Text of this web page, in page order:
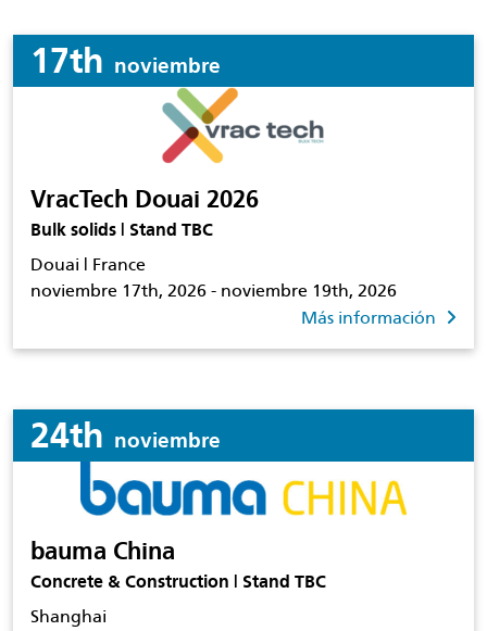
17th noviembre
VracTech Douai 2026
Bulk solids | Stand TBC
Douai | France
noviembre 17th, 2026 - noviembre 19th, 2026
Más información
24th noviembre
bauma China
Concrete & Construction | Stand TBC
Shanghai